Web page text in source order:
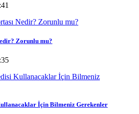
Zorunlu mu?
İçin Bilmeniz Gerekenler